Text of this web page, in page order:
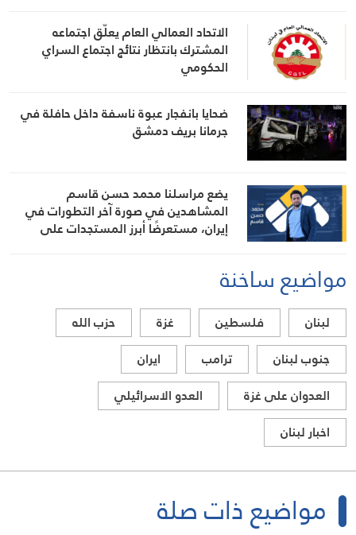
الاتحاد العمالي العام يعلّق اجتماعه
المشترك بانتظار نتائج اجتماع السراي
الحكومي
ضحايا بانفجار عبوة ناسفة داخل حافلة في
جرمانا بريف دمشق
يضع مراسلنا محمد حسن قاسم
المشاهدين في صورة آخر التطورات في
إيران، مستعرضًا أبرز المستجدات على
الصلة بالشأنين الداخلي والإقليميمواضيع ساخنة
لبنان فلسطين غزة
حزب الله
جنوب لبنان
ترامب
ايران
العدوان على غزة
العدو الاسرائيلي
اخبار لبنان
مواضيع ذات صلة